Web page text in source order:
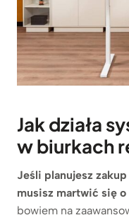
Jak działa
w biurkach
Jeśli planujesz
musisz martwić się
bowiem na